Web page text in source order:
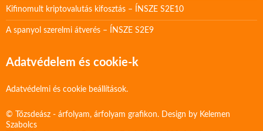
Kifinomult kriptovalutás kifosztás – ÍNSZE S2E10
A spanyol szerelmi átverés – ÍNSZE S2E9
Adatvédelem és cookie-k
Adatvédelmi és cookie beállítások.
© Tőzsdeász - árfolyam, árfolyam grafikon. Design by Kelemen
Szabolcs